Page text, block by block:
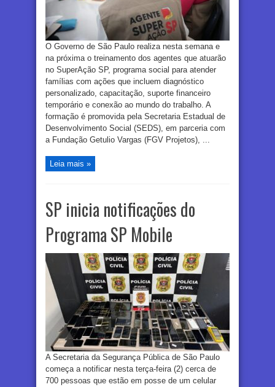
O Governo de São Paulo realiza nesta semana e
na próxima o treinamento dos agentes que atuarão
no SuperAção SP, programa social para atender
famílias com ações que incluem diagnóstico
personalizado, capacitação, suporte financeiro
temporário e conexão ao mundo do trabalho. A
formação é promovida pela Secretaria Estadual de
Desenvolvimento Social (SEDS), em parceria com
a Fundação Getulio Vargas (FGV Projetos), ...
Leia mais »
SP inicia notificações do
Programa SP Mobile
A Secretaria da Segurança Pública de São Paulo
começa a notificar nesta terça-feira (2) cerca de
700 pessoas que estão em posse de um celular